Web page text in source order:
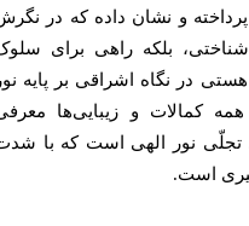
و نشان داده که در نگرش
بلکه راهی برای سلوک
در نگاه اشراقی بر پایه‌ نور
کمالات و زیبایی‌ها معرفی
نور الهی است که با شدت
است.